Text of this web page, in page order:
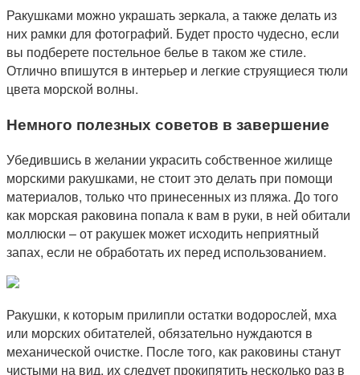
Ракушками можно украшать зеркала, а также делать из
них рамки для фотографий. Будет просто чудесно, если
вы подберете постельное белье в таком же стиле.
Отлично впишутся в интерьер и легкие струящиеся тюли
цвета морской волны.
Немного полезных советов в завершение
Убедившись в желании украсить собственное жилище
морскими ракушками, не стоит это делать при помощи
материалов, только что принесенных из пляжа. До того
как морская раковина попала к вам в руки, в ней обитали
моллюски – от ракушек может исходить неприятный
запах, если не обработать их перед использованием.
Ракушки, к которым прилипли остатки водорослей, мха
или морских обитателей, обязательно нуждаются в
механической очистке. После того, как раковины станут
чистыми на вид, их следует прокипятить несколько раз в